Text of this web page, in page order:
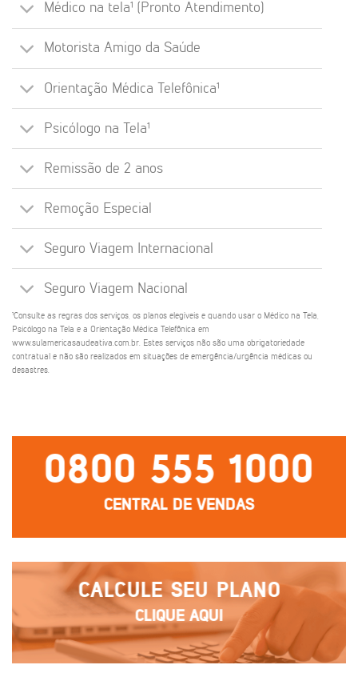
Médico na tela¹ (Pronto Atendimento)
Motorista Amigo da Saúde
Orientação Médica Telefônica¹
Psicólogo na Tela¹
Remissão de 2 anos
Remoção Especial
Seguro Viagem Internacional
Seguro Viagem Nacional
¹Consulte as regras dos serviços, os planos elegíveis e quando usar o Médico na Tela,
Psicólogo na Tela e a Orientação Médica Telefônica em
www.sulamericasaudeativa.com.br. Estes serviços não são uma obrigatoriedade
contratual e não são realizados em situações de emergência/urgência médicas ou
desastres.
0800 555 1000
CENTRAL DE VENDAS
CALCULE SEU PLANO
CLIQUE AQUI